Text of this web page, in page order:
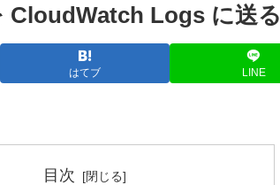
Logs に送る
はてブ LINE
目次